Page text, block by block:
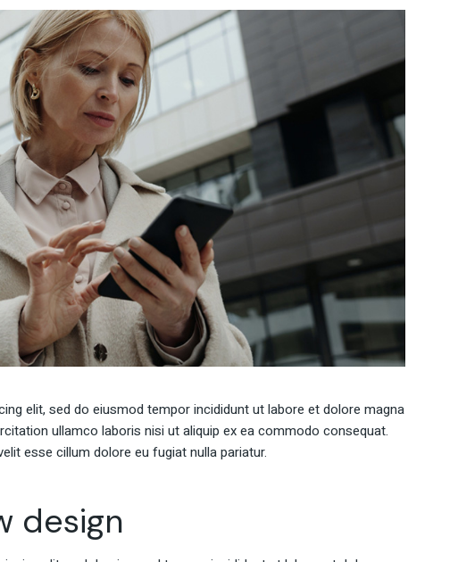
elit, sed do eiusmod tempor incididunt ut labore et dolore magna
ullamco laboris nisi ut aliquip ex ea commodo consequat.
esse cillum dolore eu fugiat nulla pariatur.
design